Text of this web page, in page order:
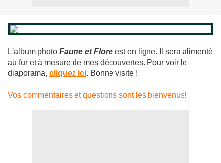
L'album photo Faune et Flore est en ligne. Il sera alimenté
au fur et à mesure de mes découvertes. Pour voir le
diaporama, cliquez ici. Bonne visite !
Vos commentaires et questions sont les bienvenus!